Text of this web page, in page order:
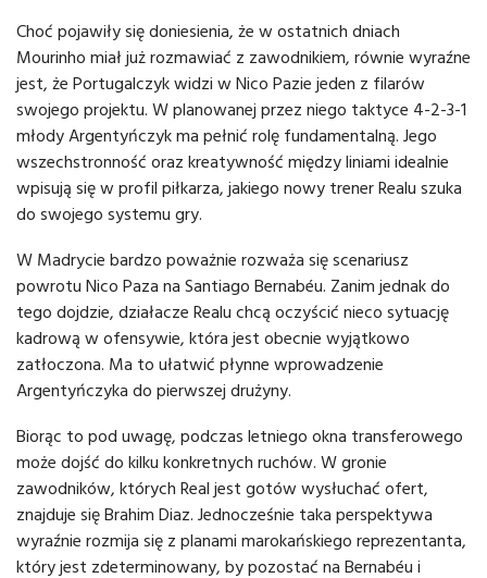
Choć pojawiły się doniesienia, że w ostatnich dniach
Mourinho miał już rozmawiać z zawodnikiem, równie wyraźne
jest, że Portugalczyk widzi w Nico Pazie jeden z filarów
swojego projektu. W planowanej przez niego taktyce 4-2-3-1
młody Argentyńczyk ma pełnić rolę fundamentalną. Jego
wszechstronność oraz kreatywność między liniami idealnie
wpisują się w profil piłkarza, jakiego nowy trener Realu szuka
do swojego systemu gry.
W Madrycie bardzo poważnie rozważa się scenariusz
powrotu Nico Paza na Santiago Bernabéu. Zanim jednak do
tego dojdzie, działacze Realu chcą oczyścić nieco sytuację
kadrową w ofensywie, która jest obecnie wyjątkowo
zatłoczona. Ma to ułatwić płynne wprowadzenie
Argentyńczyka do pierwszej drużyny.
Biorąc to pod uwagę, podczas letniego okna transferowego
może dojść do kilku konkretnych ruchów. W gronie
zawodników, których Real jest gotów wysłuchać ofert,
znajduje się Brahim Diaz. Jednocześnie taka perspektywa
wyraźnie rozmija się z planami marokańskiego reprezentanta,
który jest zdeterminowany, by pozostać na Bernabéu i